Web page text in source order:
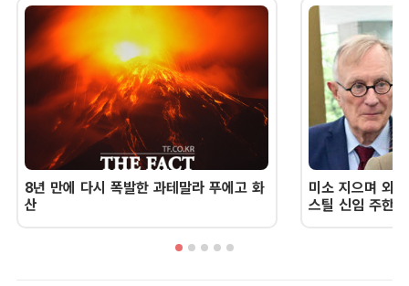
8년 만에 다시 폭발한 과테말라 푸에고 화
산
미소 지으며 외
스틸 신임 주한